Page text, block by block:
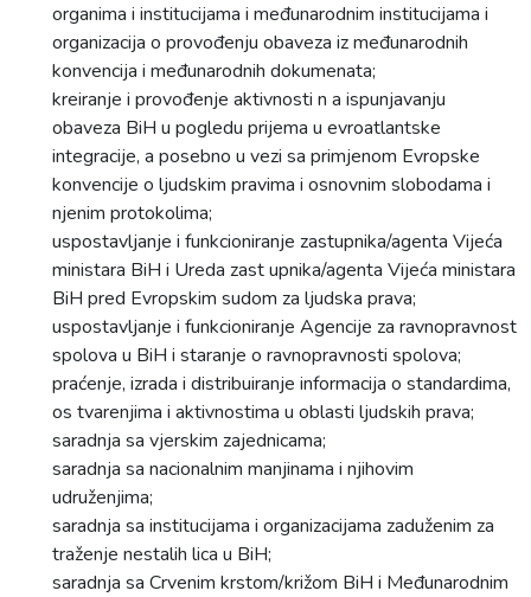
organima i institucijama i međunarodnim institucijama i
organizacija o provođenju obaveza iz međunarodnih
konvencija i međunarodnih dokumenata;
kreiranje i provođenje aktivnosti n a ispunjavanju
obaveza BiH u pogledu prijema u evroatlantske
integracije, a posebno u vezi sa primjenom Evropske
konvencije o ljudskim pravima i osnovnim slobodama i
njenim protokolima;
uspostavljanje i funkcioniranje zastupnika/agenta Vijeća
ministara BiH i Ureda zast upnika/agenta Vijeća ministara
BiH pred Evropskim sudom za ljudska prava;
uspostavljanje i funkcioniranje Agencije za ravnopravnost
spolova u BiH i staranje o ravnopravnosti spolova;
praćenje, izrada i distribuiranje informacija o standardima,
os tvarenjima i aktivnostima u oblasti ljudskih prava;
saradnja sa vjerskim zajednicama;
saradnja sa nacionalnim manjinama i njihovim
udruženjima;
saradnja sa institucijama i organizacijama zaduženim za
traženje nestalih lica u BiH;
saradnja sa Crvenim krstom/križom BiH i Međunarodnim